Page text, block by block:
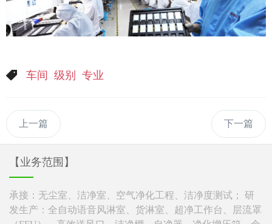
车间 级别 专业
上一篇 下一篇
【业务范围】
承接：无尘室、洁净室、空气净化工程、洁净度测试； 研
发生产：全自动语音风淋室、货淋室、超净工作台、层流罩